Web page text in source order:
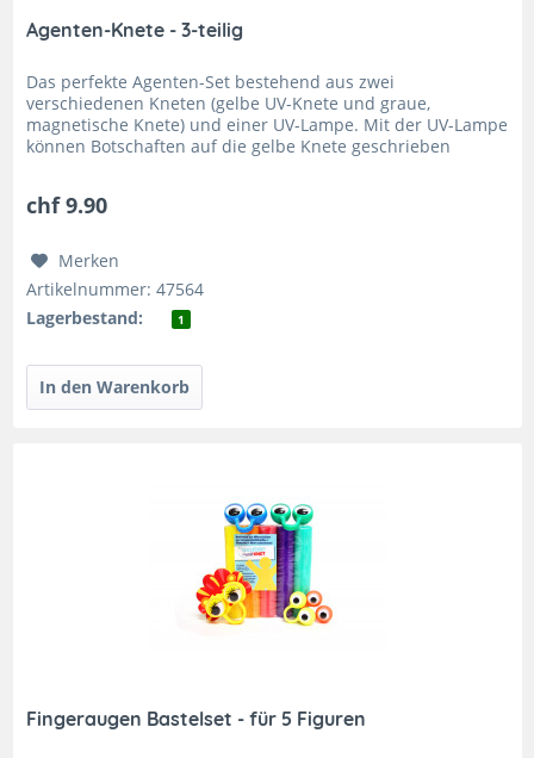
Agenten-Knete - 3-teilig
Das perfekte Agenten-Set bestehend aus zwei
verschiedenen Kneten (gelbe UV-Knete und graue,
magnetische Knete) und einer UV-Lampe. Mit der UV-Lampe
können Botschaften auf die gelbe Knete geschrieben
chf 9.90
Merken
Artikelnummer: 47564
Lagerbestand:
1
Fingeraugen Bastelset - für 5 Figuren